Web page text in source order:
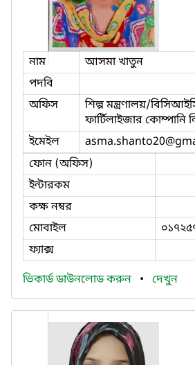
নাম
আসমা খাতুন
পদবি
অফিস
শিল্প মন্ত্রণালয়/
ফার্টিলাইজার কোম্পানি
ইমেইল
asma.shanto20
ফোন (অফিস)
ইন্টারকম
কক্ষ নম্বর
মোবাইল
ফ্যাক্স
ভিকার্ড ডাউনলোড করুন • দেখুন